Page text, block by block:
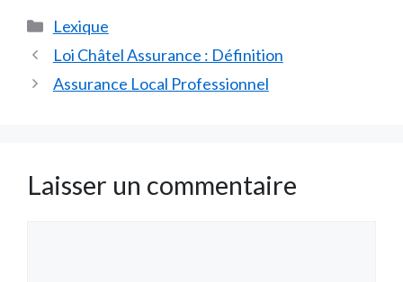
Catégories
Lexique
Loi Châtel Assurance : Définition
Assurance Local Professionnel
Laisser un commentaire